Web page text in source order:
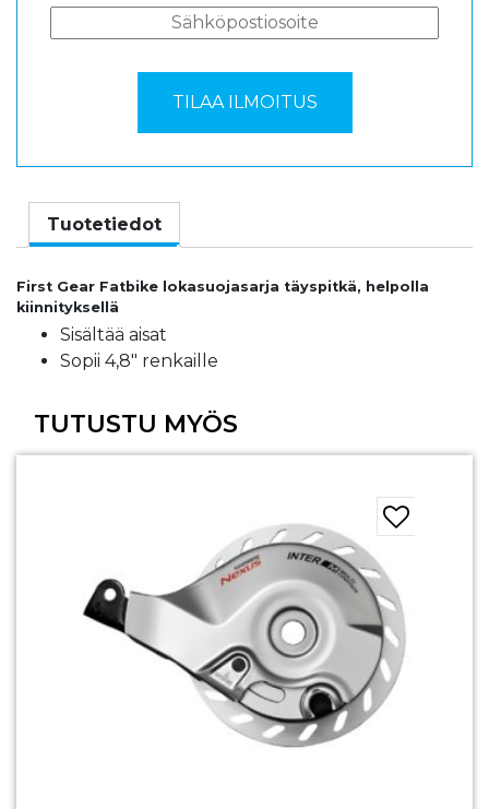
Tuotetiedot
First Gear Fatbike lokasuojasarja täyspitkä, helpolla
kiinnityksellä
Sisältää aisat
Sopii 4,8″ renkaille
TUTUSTU MYÖS